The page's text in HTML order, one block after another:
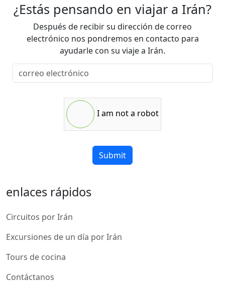
¿Estás pensando en viajar a Irán?
Después de recibir su dirección de correo
electrónico nos pondremos en contacto para
ayudarle con su viaje a Irán.
I am not a robot
Submit
enlaces rápidos
Circuitos por Irán
Excursiones de un día por Irán
Tours de cocina
Contáctanos